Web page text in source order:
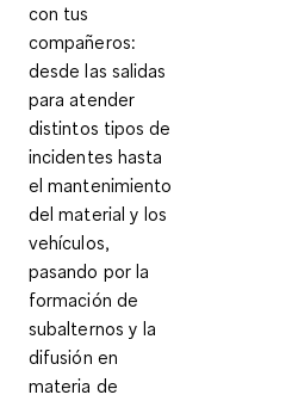
con tus
compañeros:
desde las salidas
para atender
distintos tipos de
incidentes hasta
el mantenimiento
del material y los
vehículos,
pasando por la
formación de
subalternos y la
difusión en
materia de